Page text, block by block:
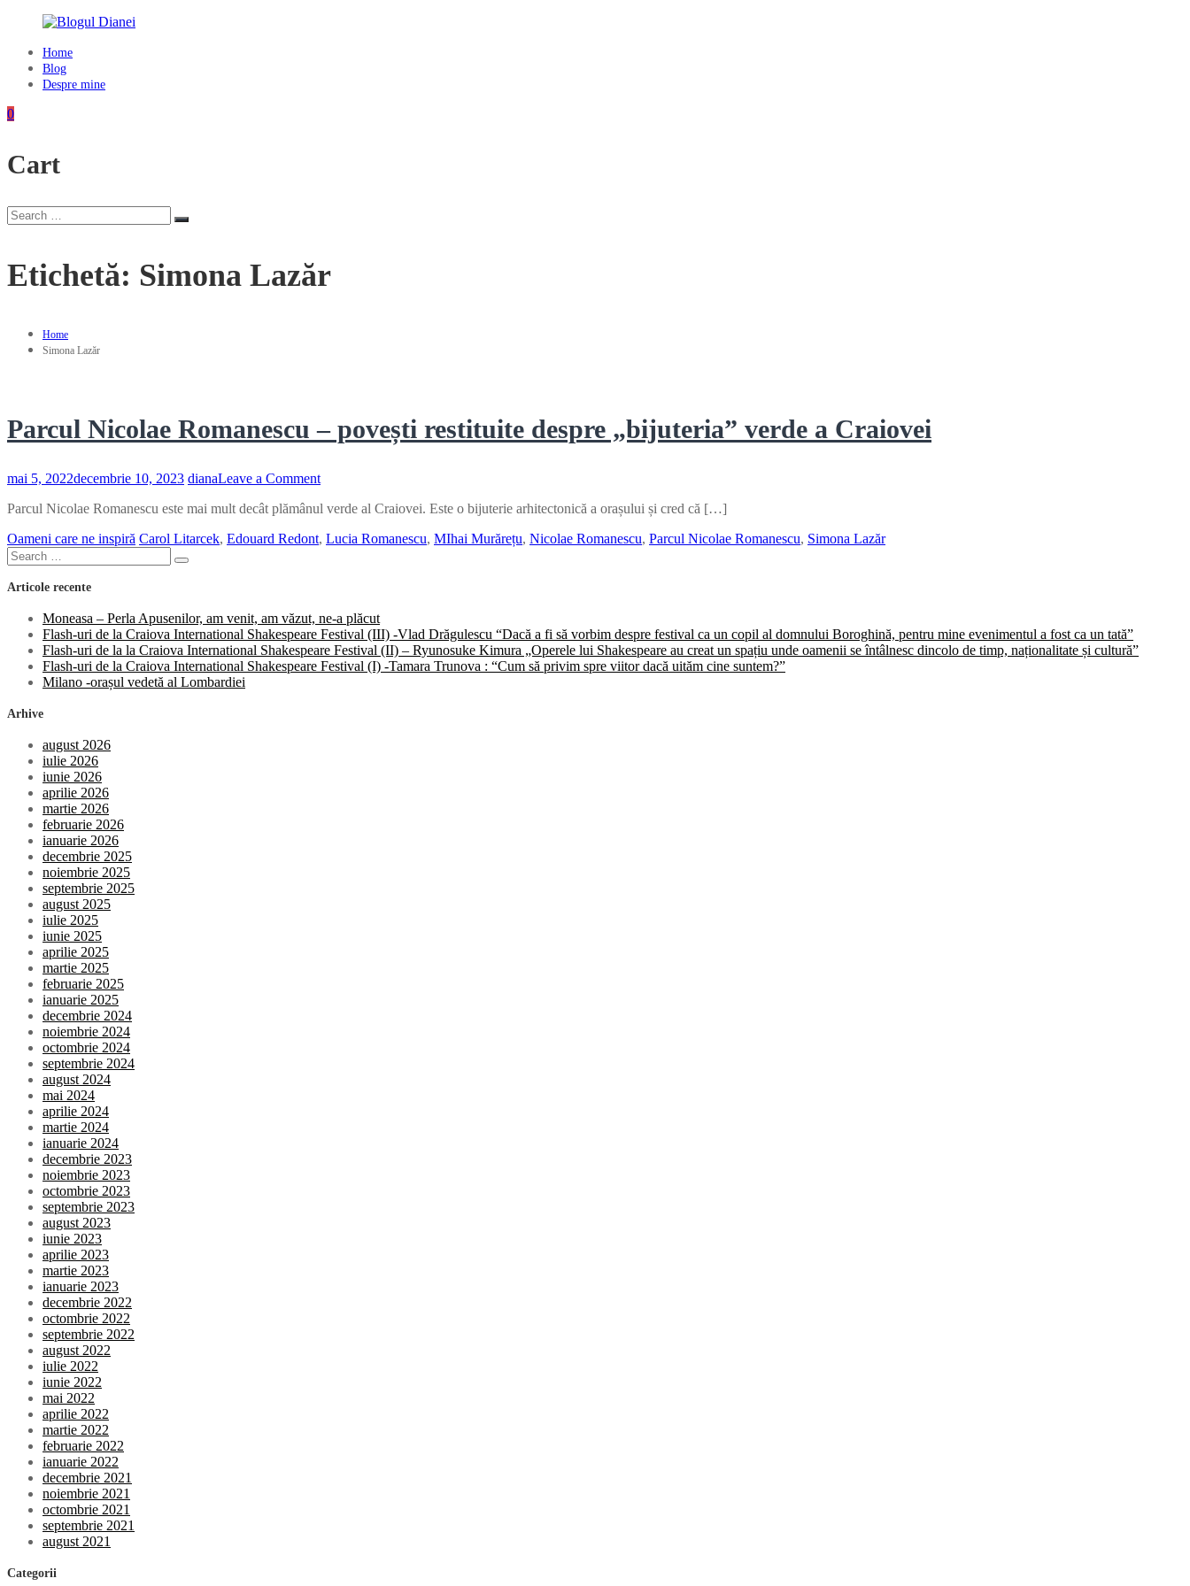
content
Blogul
Dianei
Blognotes
călătorii
și
finețuri
Home
Blog
Despre mine
0
Cart
Search
for:
Search
Etichetă: Simona Lazăr
Home
Simona Lazăr
Parcul Nicolae Romanescu – povești restituite despre „bijuteria” verde a Craiovei
mai 5, 2022decembrie 10, 2023 dianaLeave a Commenton
Nicolae
–
verde
a
Craiovei
Parcul Nicolae Romanescu este mai mult decât plămânul verde al Craiovei. Este o bijuterie arhitectonică a orașului și cred că […]
Oameni care ne inspiră Carol Litarcek, Edouard Redont, Lucia Romanescu, MIhai Murărețu, Nicolae Romanescu, Parcul Nicolae Romanescu, Simona Lazăr
Search
for:
Search
Articole recente
Moneasa – Perla Apusenilor, am venit, am văzut, ne-a plăcut
Flash-uri de la Craiova International Shakespeare Festival (III) -Vlad Drăgulescu “Dacă a fi să vorbim despre festival ca un copil al domnului Boroghină, pentru mine evenimentul a fost ca un tată”
Flash-uri de la la Craiova International Shakespeare Festival (II) – Ryunosuke Kimura „Operele lui Shakespeare au creat un spațiu unde oamenii se întâlnesc dincolo de timp, naționalitate și cultură”
Flash-uri de la Craiova International Shakespeare Festival (I) -Tamara Trunova : “Cum să privim spre viitor dacă uităm cine suntem?”
Milano -orașul vedetă al Lombardiei
Arhive
august 2026
iulie 2026
iunie 2026
aprilie 2026
martie 2026
februarie 2026
ianuarie 2026
decembrie 2025
noiembrie 2025
septembrie 2025
august 2025
iulie 2025
iunie 2025
aprilie 2025
martie 2025
februarie 2025
ianuarie 2025
decembrie 2024
noiembrie 2024
octombrie 2024
septembrie 2024
august 2024
mai 2024
aprilie 2024
martie 2024
ianuarie 2024
decembrie 2023
noiembrie 2023
octombrie 2023
septembrie 2023
august 2023
iunie 2023
aprilie 2023
martie 2023
ianuarie 2023
decembrie 2022
octombrie 2022
septembrie 2022
august 2022
iulie 2022
iunie 2022
mai 2022
aprilie 2022
martie 2022
februarie 2022
ianuarie 2022
decembrie 2021
noiembrie 2021
octombrie 2021
septembrie 2021
august 2021
Categorii